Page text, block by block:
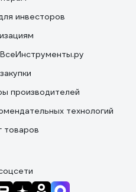
инвесторов
производителей
технологий
товаров